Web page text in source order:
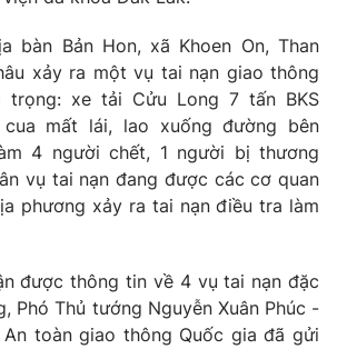
English
Đài Truyền hình Việt Nam
bàn Bản Hon, xã Khoen On, Than
xảy ra một vụ tai nạn giao thông
trọng: xe tải Cửu Long 7 tấn BKS
cua mất lái, lao xuống đường bên
4 người chết, 1 người bị thương
vụ tai nạn đang được các cơ quan
phương xảy ra tai nạn điều tra làm
được thông tin về 4 vụ tai nạn đặc
Phó Thủ tướng Nguyễn Xuân Phúc -
toàn giao thông Quốc gia đã gửi